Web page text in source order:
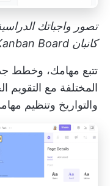
تصور واجباتك
كانبان ClickUp Kanban Board
تتبع مهامك، وخطط
المختلفة مع التقويم
والتواريخ وتنظيم